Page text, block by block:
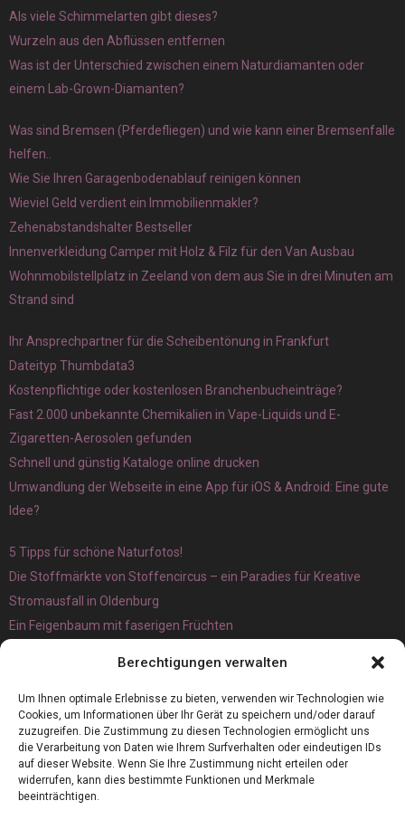
Berechtigungen verwalten
Um Ihnen optimale Erlebnisse zu bieten, verwenden wir Technologien wie
Cookies, um Informationen über Ihr Gerät zu speichern und/oder darauf
zuzugreifen. Die Zustimmung zu diesen Technologien ermöglicht uns
die Verarbeitung von Daten wie Ihrem Surfverhalten oder eindeutigen IDs
auf dieser Website. Wenn Sie Ihre Zustimmung nicht erteilen oder
widerrufen, kann dies bestimmte Funktionen und Merkmale
beeinträchtigen.
Als viele Schimmelarten gibt dieses?
Wurzeln aus den Abflüssen entfernen
Was ist der Unterschied zwischen einem Naturdiamanten oder
einem Lab-Grown-Diamanten?
Was sind Bremsen (Pferdefliegen) und wie kann einer Bremsenfalle
helfen..
Wie Sie Ihren Garagenbodenablauf reinigen können
Wieviel Geld verdient ein Immobilienmakler?
Zehenabstandshalter Bestseller
Innenverkleidung Camper mit Holz & Filz für den Van Ausbau
Wohnmobilstellplatz in Zeeland von dem aus Sie in drei Minuten am
Strand sind
Ihr Ansprechpartner für die Scheibentönung in Frankfurt
Dateityp Thumbdata3
Kostenpflichtige oder kostenlosen Branchenbucheinträge?
Fast 2.000 unbekannte Chemikalien in Vape-Liquids und E-
Zigaretten-Aerosolen gefunden
Schnell und günstig Kataloge online drucken
Umwandlung der Webseite in eine App für iOS & Android: Eine gute
Idee?
5 Tipps für schöne Naturfotos!
Die Stoffmärkte von Stoffencircus – ein Paradies für Kreative
Stromausfall in Oldenburg
Ein Feigenbaum mit faserigen Früchten
Magnetangeln